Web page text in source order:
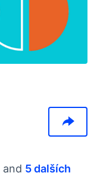
and 5 dalších